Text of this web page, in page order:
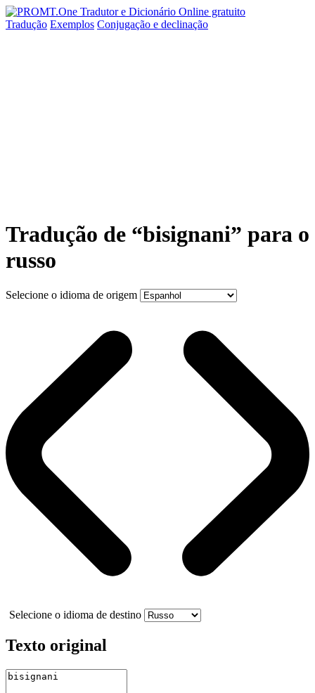
Tradução Exemplos Conjugação e declinação
Tradução de “bisignani” para o
russo
Selecione o idioma de origem
Selecione o idioma de destino
Texto original